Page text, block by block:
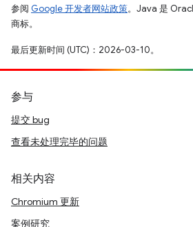
参阅 Google 开发者网站政策。Java 是
商标。
最后更新时间 (UTC)：2026-03-10。
参与
提交 bug
查看未处理完毕的问题
相关内容
Chromium 更新
案例研究